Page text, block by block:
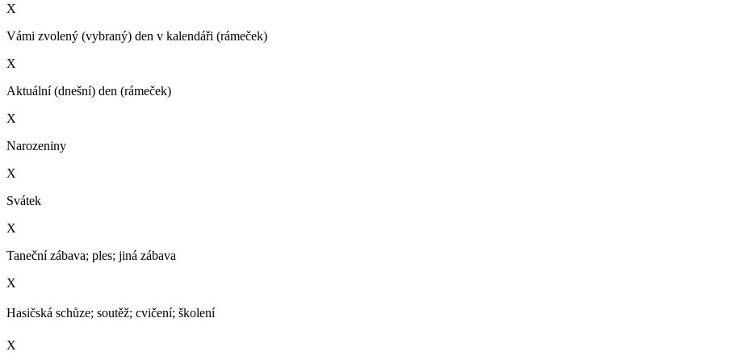
X
Vámi zvolený (vybraný) den v kalendáři (rámeček)
X
Aktuální (dnešní) den (rámeček)
X
Narozeniny
X
Svátek
X
Taneční zábava; ples; jiná zábava
X
Hasičská schůze; soutěž; cvičení; školení­
X